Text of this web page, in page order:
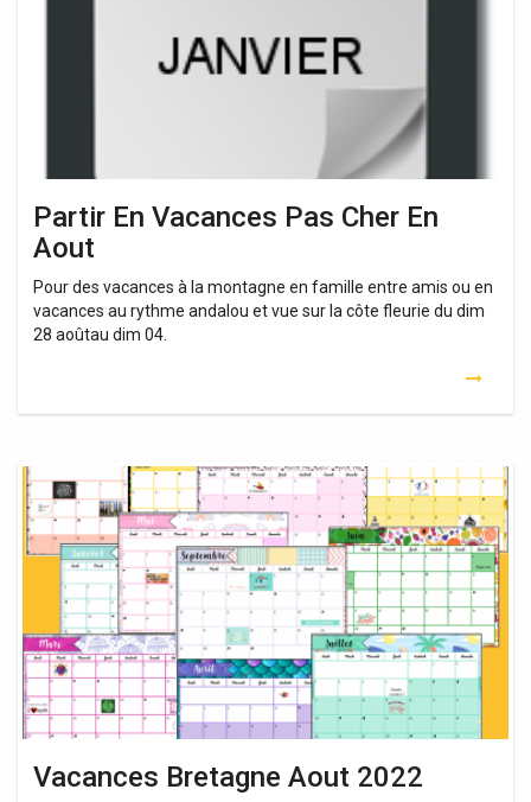
Partir En Vacances Pas Cher En
Aout
Pour des vacances à la montagne en famille entre amis ou en
vacances au rythme andalou et vue sur la côte fleurie du dim
28 aoûtau dim 04.
Vacances Bretagne Aout 2022
Vacances
Bretagne
Aout
2022